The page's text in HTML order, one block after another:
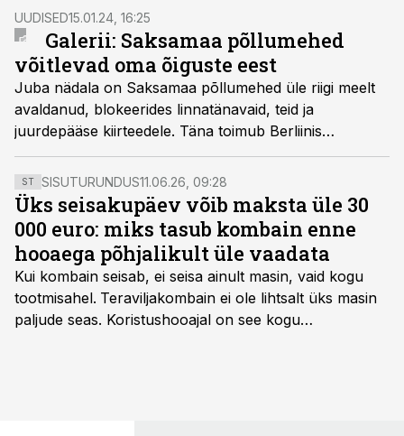
Saksamaa Põllumeeste Liidu ja selle piirkondlike
liikmesorganisatsioonide koostöös alanud
meeleavaldustel protestisid üle riigi kümned tuhanded
põllumehed.
UUDISED15.01.24, 16:25
Galerii: Saksamaa põllumehed
võitlevad oma õiguste eest
Juba nädala on Saksamaa põllumehed üle riigi meelt
avaldanud, blokeerides linnatänavaid, teid ja
juurdepääse kiirteedele. Täna toimub Berliinis
Brandenburgi värava läheduses protestinädala
finaalina suur meeleavaldus.
ST SISUTURUNDUS11.06.26, 09:28
Üks seisakupäev võib maksta üle 30
000 euro: miks tasub kombain enne
hooaega põhjalikult üle vaadata
Kui kombain seisab, ei seisa ainult masin, vaid kogu
tootmisahel. Teraviljakombain ei ole lihtsalt üks masin
paljude seas. Koristushooajal on see kogu